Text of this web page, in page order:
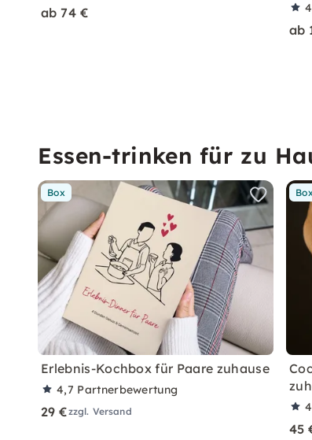
ab 74 €
ab
Essen-trinken für zu
Box
Erlebnis-Kochbox für Paare zuhause
4,7 Partnerbewertung
29 €zzgl. Versand
45